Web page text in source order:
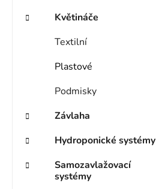
Květináče
Textilní
Plastové
Podmisky
Závlaha
Hydroponické systémy
Samozavlažovací
systémy